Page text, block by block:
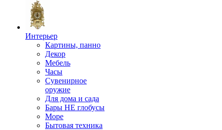
Интерьер
Картины, панно
Декор
Мебель
Часы
Сувенирное
оружие
Для дома и сада
Бары НЕ глобусы
Море
Бытовая техника